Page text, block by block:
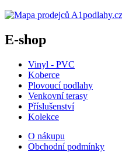
E-shop
Vinyl - PVC
Koberce
Plovoucí podlahy
Venkovní terasy
Příslušenství
Kolekce
O nákupu
Obchodní podmínky